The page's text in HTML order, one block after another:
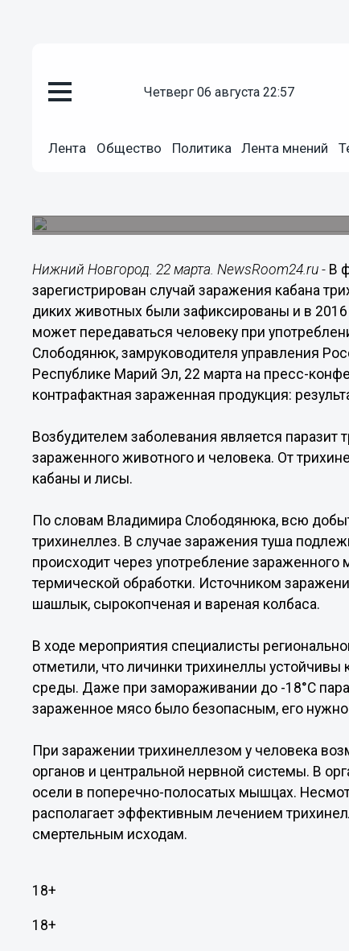
четверг 06 августа 22:57
Лента Общество Политика Лента мнений
Нижегородские любители
Нижний Новгород. 22 марта. NewsRoom24.ru - В
зарегистрирован случай заражения кабана
диких животных были зафиксированы и в
может передаваться человеку при
Слободянюк, замруководителя управления
Республике Марий Эл, 22 марта на пресс-
контрафактная зараженная продукция:
Возбудителем заболевания является
зараженного животного и человека. От
кабаны и лисы.
По словам Владимира Слободянюка, всю
трихинеллез. В случае заражения туша
происходит через употребление зараженного
термической обработки. Источником
шашлык, сырокопченая и вареная колбаса.
В ходе мероприятия специалисты
отметили, что личинки трихинеллы
среды. Даже при замораживании до -18°С
зараженное мясо было безопасным, его нужно
При заражении трихинеллезом у человека
органов и центральной нервной системы. В
осели в поперечно-полосатых мышцах.
располагает эффективным лечением
смертельным исходам.
18+
18+